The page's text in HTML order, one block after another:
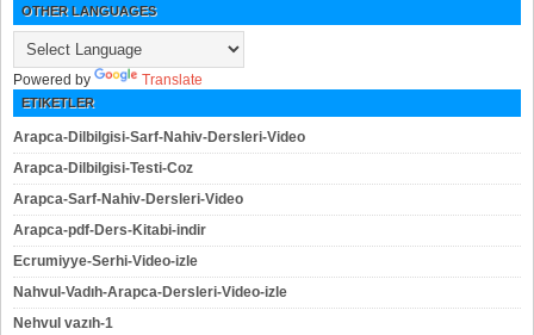
OTHER LANGUAGES
Powered by Translate
ETIKETLER
Arapca-Dilbilgisi-Sarf-Nahiv-Dersleri-Video
Arapca-Dilbilgisi-Testi-Coz
Arapca-Sarf-Nahiv-Dersleri-Video
Arapca-pdf-Ders-Kitabi-indir
Ecrumiyye-Serhi-Video-izle
Nahvul-Vadıh-Arapca-Dersleri-Video-izle
Nehvul vazıh-1